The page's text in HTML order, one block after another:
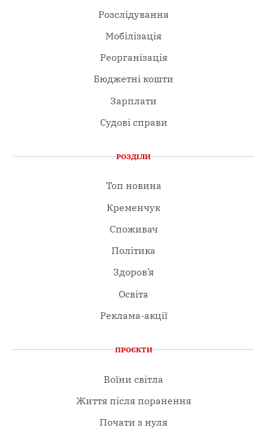
Розслідування
Мобілізація
Реорганізація
Бюджетні кошти
Зарплати
Судові справи
РОЗДІЛИ
Топ новина
Кременчук
Споживач
Політика
Здоров’я
Освіта
Реклама-акції
ПРОЄКТИ
Воїни світла
Життя після поранення
Почати з нуля